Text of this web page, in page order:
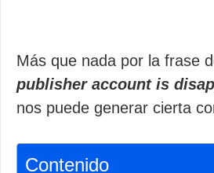
Más que nada por la frase
publisher account is
nos puede generar cierta
Contenido